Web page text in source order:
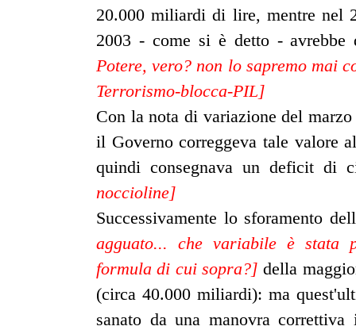
20.000 miliardi di lire, mentre nel
2003 - come si è detto - avrebbe
Potere, vero? non lo sapremo mai
Terrorismo-blocca-PIL]
Con la nota di variazione del
il Governo correggeva tale valore
quindi consegnava un deficit
noccioline]
Successivamente lo sforamento
agguato... che variabile è stata
formula di cui sopra?] della
(circa 40.000 miliardi): ma
sanato da una manovra